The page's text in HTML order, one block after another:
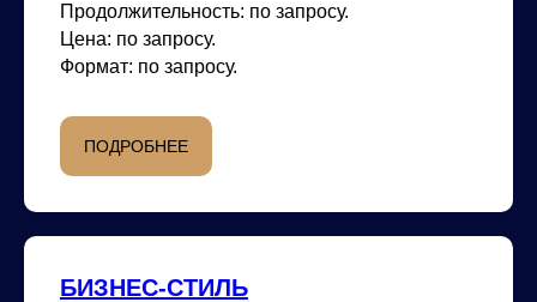
Продолжительность: по запросу.
Цена: по запросу.
Формат: по запросу.
ПОДРОБНЕЕ
БИЗНЕС-СТИЛЬ